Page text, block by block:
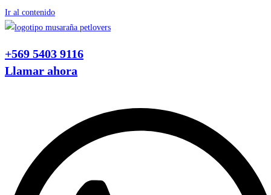
Ir al contenido
+569 5403 9116
Llamar ahora